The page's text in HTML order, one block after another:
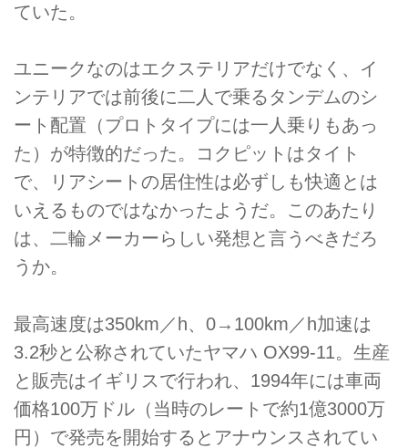
ていた。
ユニークなのはエクステリアだけでなく、イ
ンテリアでは前後に二人で乗るタンデムのシ
ート配置（プロトタイプには一人乗りもあっ
た）が特徴的だった。コクピットはタイト
で、リアシートの居住性は必ずしも快適とは
いえるものではなかったようだ。このあたり
は、二輪メーカーらしい発想と言うべきだろ
うか。
最高速度は350km／h、0→100km／h加速は
3.2秒と公称されていたヤマハ OX99-11。生産
と販売はイギリスで行われ、1994年には車両
価格100万ドル（当時のレートで約1億3000万
円）で発売を開始するとアナウンスされてい